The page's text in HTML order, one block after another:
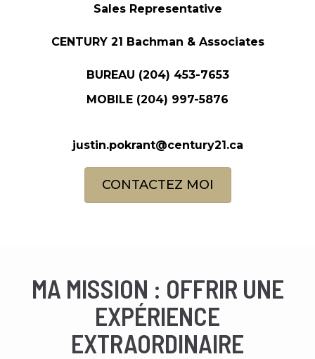
Sales Representative
CENTURY 21 Bachman & Associates
BUREAU (204) 453-7653
MOBILE (204) 997-5876
justin.pokrant@century21.ca
CONTACTEZ MOI
MA MISSION : OFFRIR UNE
EXPÉRIENCE
EXTRAORDINAIRE